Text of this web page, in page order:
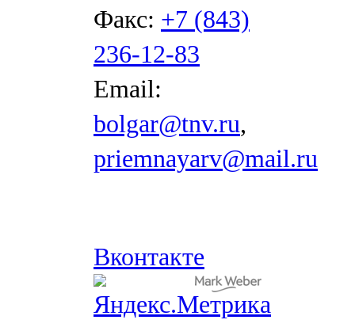
Факс: +7 (843)
236-12-83
Email:
bolgar@tnv.ru,
priemnayarv@mail.ru
Вконтакте